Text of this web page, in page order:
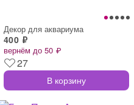
Декор для аквариума
400 ₽
вернём до 50 ₽
27
В корзину